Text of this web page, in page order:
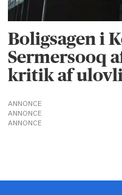
Boligsagen i
Sermersooq
kritik af
ANNONCE
ANNONCE
ANNONCE